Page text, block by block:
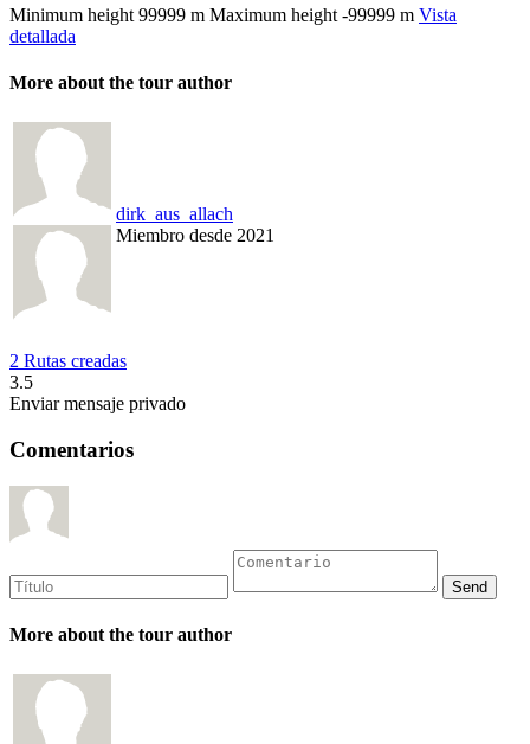
Minimum height 99999 m Maximum height -99999 m Vista
detallada
More about the tour author
dirk_aus_allach
Miembro desde 2021
2 Rutas creadas
3.5
Enviar mensaje privado
Comentarios
More about the tour author